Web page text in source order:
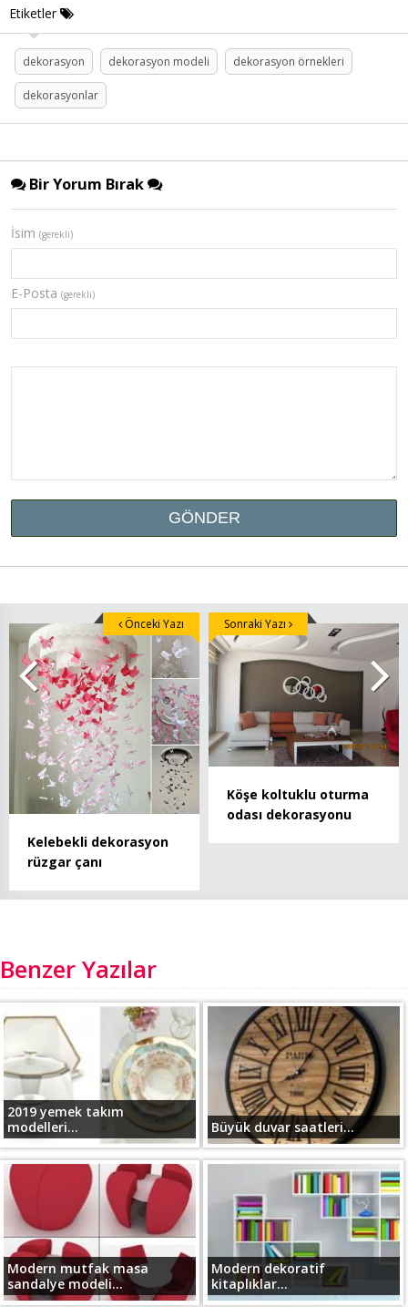
Etiketler
dekorasyon dekorasyon modeli dekorasyon örnekleri
dekorasyonlar
Bir Yorum Bırak
İsim (gerekli)
E-Posta (gerekli)
Kelebekli dekorasyon
rüzgar çanı
Önceki Yazı
Köşe koltuklu oturma
odası dekorasyonu
Sonraki Yazı
Benzer Yazılar
2019 yemek takım
modelleri...
Büyük duvar saatleri...
Modern mutfak masa
sandalye modeli...
Modern dekoratif
kitaplıklar...